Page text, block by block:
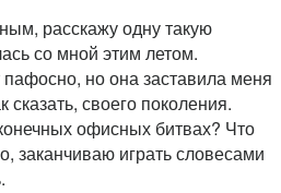
расскажу одну такую
со мной этим летом.
но она заставила меня
сказать, своего поколения.
офисных битвах? Что
заканчиваю играть словесами